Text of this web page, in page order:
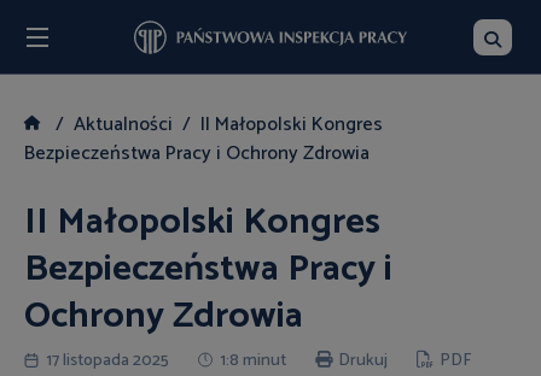
Aktualności
II Małopolski Kongres
Bezpieczeństwa Pracy i Ochrony Zdrowia
II Małopolski Kongres
Bezpieczeństwa Pracy i
Ochrony Zdrowia
17 listopada 2025 1:8 minut Drukuj PDF
Szukaj